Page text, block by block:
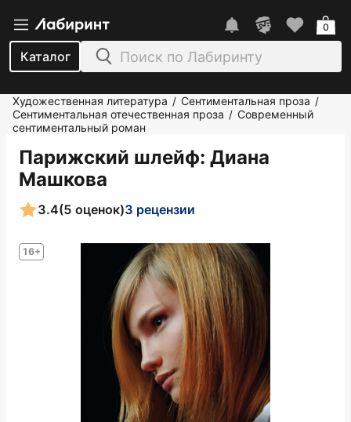
Каталог
0
Художественная литература / Сентиментальная проза /
Сентиментальная отечественная проза / Современный
сентиментальный роман
Парижский шлейф: Диана
Машкова
16+
3.4(5 оценок)3 рецензии